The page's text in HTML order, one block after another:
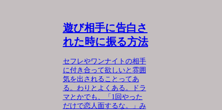
遊び相手に告白さ
れた時に振る方法
セフレやワンナイトの相手
に付き合って欲しいと雰囲
気を出されることってあ
る。わりとよくある。ドラ
マとかでも、「1回やった
だけで恋人面するな。」み